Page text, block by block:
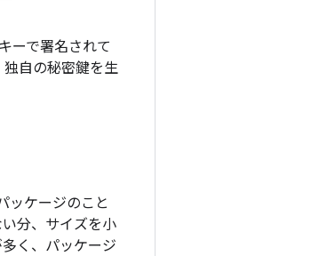
ーで署名されて
独自の秘密鍵を生
ッケージのこと
分、サイズを小
く、パッケージ